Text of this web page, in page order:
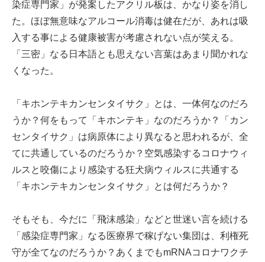
染症専門家」が発案したアクリル板は、かなり姿を消し
た。ほぼ無意味なアルコール消毒は健在だが、あれは吸
入する事による健康被害が考慮されない点が笑える。
「三密」なる日本語とも思えない言葉はあまり聞かれな
くなった。
「キホンテキカンセンタイサク」とは、一体何なのだろ
うか？何をもって「キホンテキ」なのだろうか？「カン
センタイサク」は病原体により異なると思われるが、全
てに共通しているのだろうか？空気感染するコロナウィ
ルスと咬傷により感染する狂犬病ウィルスに共通する
「キホンテキカンセンタイサク」とは何だろうか？
そもそも、今だに「飛沫感染」などと世迷い言を続ける
「感染症専門家」なる医療界で稼げない集団は、利権死
守が全てなのだろうか？あくまでもmRNAコロナワクチ